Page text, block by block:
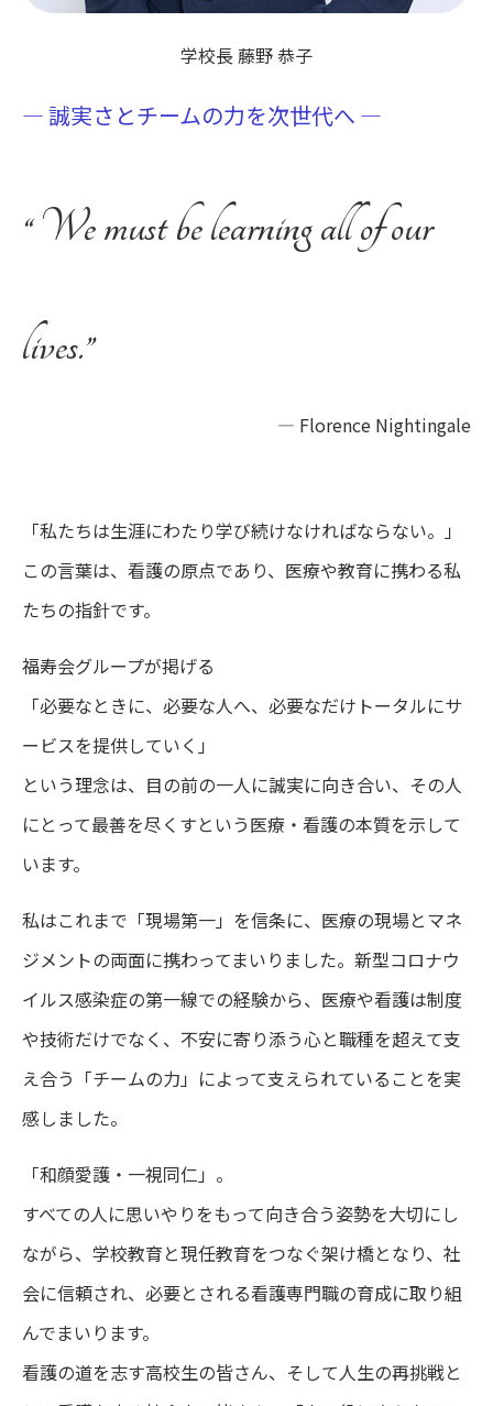
学校長 藤野 恭子
― 誠実さとチームの力を次世代へ ―
“ We must be learning all of our
lives.”
― Florence Nightingale
「私たちは生涯にわたり学び続けなければならない。」
この言葉は、看護の原点であり、医療や教育に携わる私
たちの指針です。
福寿会グループが掲げる
「必要なときに、必要な人へ、必要なだけトータルにサ
ービスを提供していく」
という理念は、目の前の一人に誠実に向き合い、その人
にとって最善を尽くすという医療・看護の本質を示して
います。
私はこれまで「現場第一」を信条に、医療の現場とマネ
ジメントの両面に携わってまいりました。新型コロナウ
イルス感染症の第一線での経験から、医療や看護は制度
や技術だけでなく、不安に寄り添う心と職種を超えて支
え合う「チームの力」によって支えられていることを実
感しました。
「和顔愛護・一視同仁」。
すべての人に思いやりをもって向き合う姿勢を大切にし
ながら、学校教育と現任教育をつなぐ架け橋となり、社
会に信頼され、必要とされる看護専門職の育成に取り組
んでまいります。
看護の道を志す高校生の皆さん、そして人生の再挑戦と